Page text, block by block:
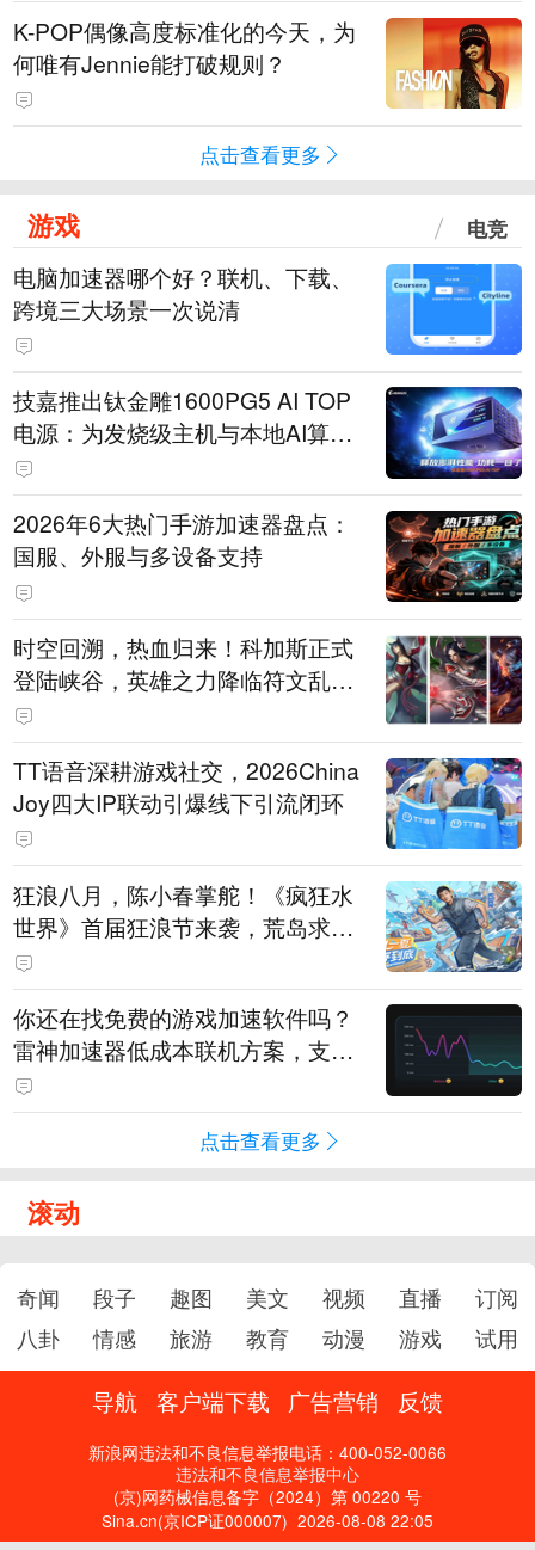
K-POP偶像高度标准化的今天，为
何唯有Jennie能打破规则？
点击查看更多
游戏 电竞
电脑加速器哪个好？联机、下载、
跨境三大场景一次说清
技嘉推出钛金雕1600PG5 AI TOP
电源：为发烧级主机与本地AI算力
打造旗舰供电方案
2026年6大热门手游加速器盘点：
国服、外服与多设备支持
时空回溯，热血归来！科加斯正式
登陆峡谷，英雄之力降临符文乱
斗！
TT语音深耕游戏社交，2026China
Joy四大IP联动引爆线下引流闭环
狂浪八月，陈小春掌舵！《疯狂水
世界》首届狂浪节来袭，荒岛求生
直播即将开启
你还在找免费的游戏加速软件吗？
雷神加速器低成本联机方案，支持
免费试用
点击查看更多
滚动
奇闻 段子 趣图 美文 视频 直播
订阅
八卦
情感 旅游 教育 动漫 游戏 试用
导航 客户端下载 广告营销 反馈
新浪网违法和不良信息举报电话：400-052-0066
违法和不良信息举报中心
(京)网药械信息备字（2024）第 00220 号
Sina.cn(京ICP证000007) 2026-08-08 22:05